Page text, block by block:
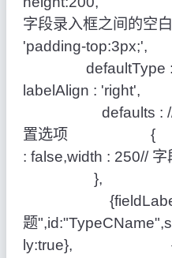
字段录入框之间
'padding-
labelAlign :
defaults : // 容
置选项 {
: false,width :
},
题
ly:true},